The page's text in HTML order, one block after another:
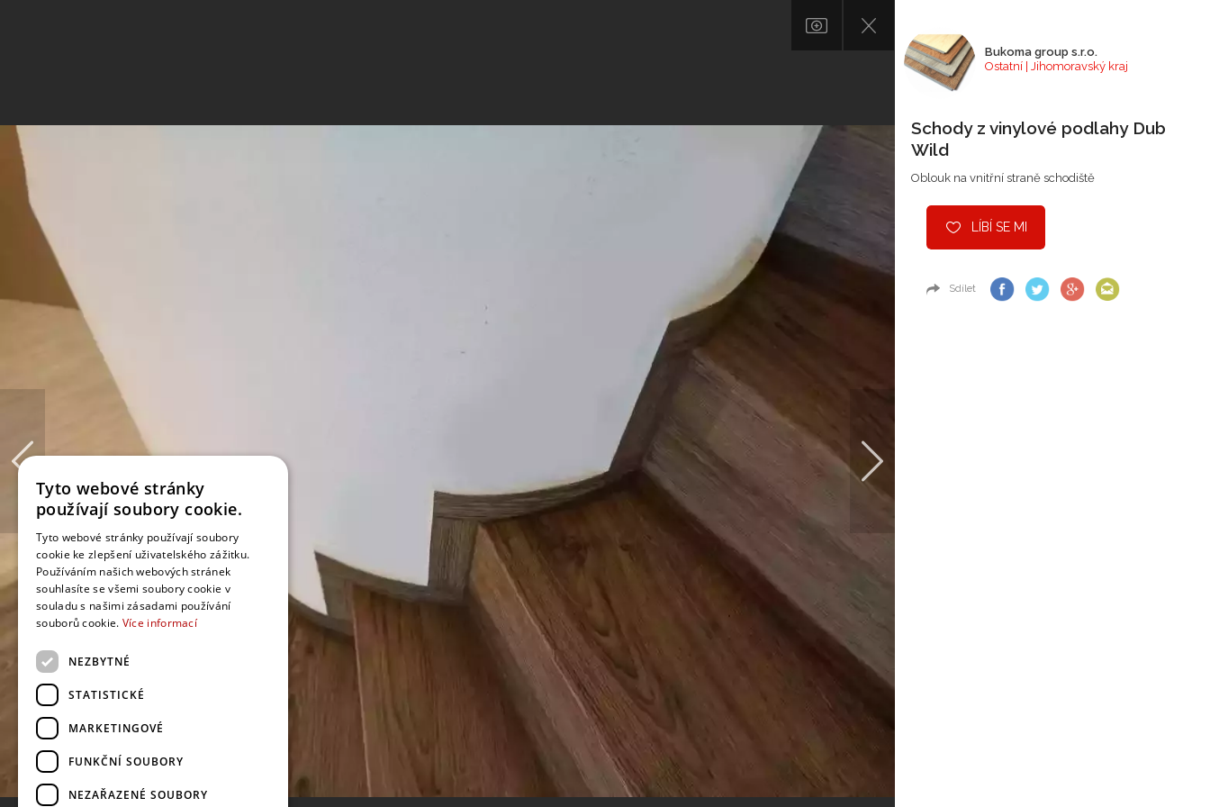
Bukoma group s.r.o.
Ostatní | Jihomoravský kraj
Schody z vinylové podlahy Dub
Wild
Oblouk na vnitřní straně schodiště
LÍBÍ SE MI
Sdílet
Tyto webové stránky
používají soubory cookie.
Tyto webové stránky používají soubory
cookie ke zlepšení uživatelského zážitku.
Používáním našich webových stránek
souhlasíte se všemi soubory cookie v
souladu s našimi zásadami používání
souborů cookie. Více informací
NEZBYTNÉ
STATISTICKÉ
MARKETINGOVÉ
FUNKČNÍ SOUBORY
NEZAŘAZENÉ SOUBORY